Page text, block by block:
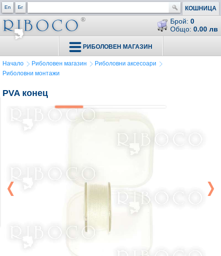
En Бг КОШНИЦА
Брой: 0
Общо: 0.00 лв
РИБОЛОВЕН МАГАЗИН
Начало Риболовен магазин
Риболовни аксесоари
Риболовни монтажи
PVA конец